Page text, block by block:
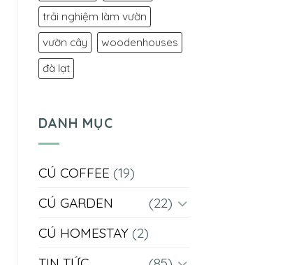
trải nghiệm làm vườn
vườn cây
woodenhouses
đà lạt
DANH MỤC
CÚ COFFEE (19)
CÚ GARDEN
(22)
CÚ HOMESTAY(2)